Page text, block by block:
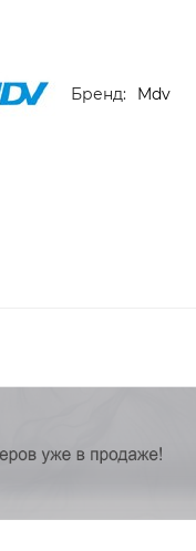
Бренд: Mdv